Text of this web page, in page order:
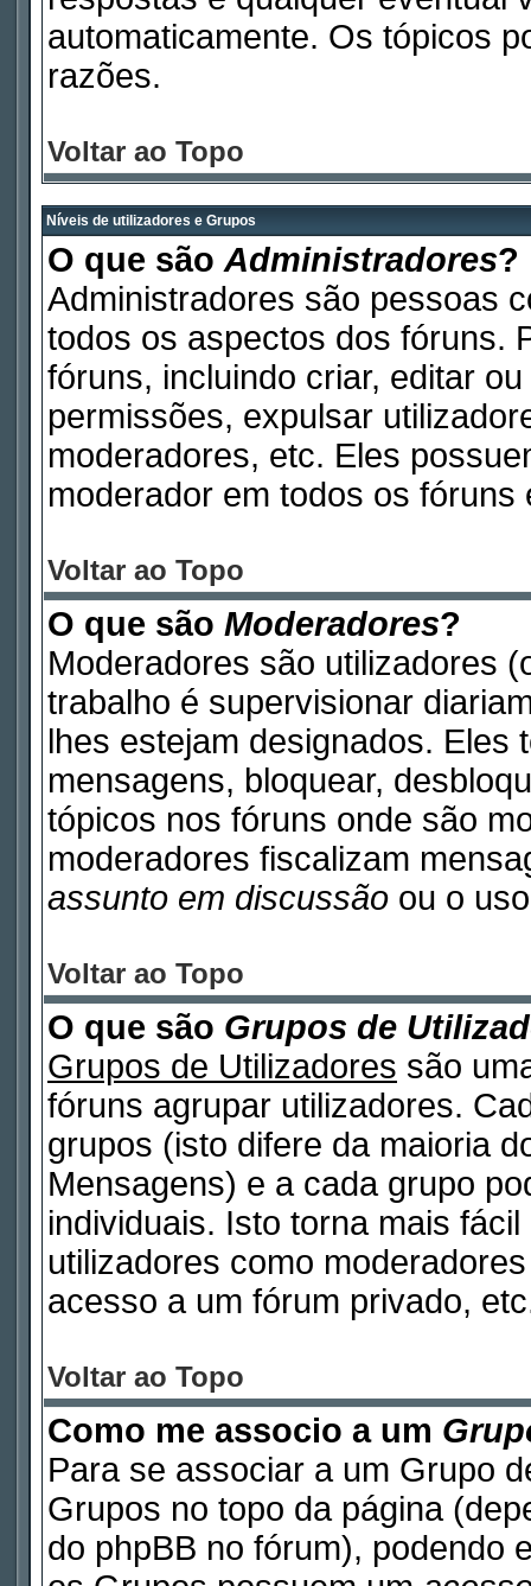
automaticamente. Os tópicos
razões.
Voltar ao Topo
Níveis de utilizadores e Grupos
O que são Administradores?
Administradores são pessoas
todos os aspectos dos fóruns.
fóruns, incluindo criar, editar
permissões, expulsar
moderadores, etc. Eles
moderador em todos os fóruns
Voltar ao Topo
O que são Moderadores?
Moderadores são utilizadores
trabalho é supervisionar
lhes estejam designados. Eles
mensagens, bloquear,
tópicos nos fóruns onde são
moderadores fiscalizam
assunto em discussão ou o
Voltar ao Topo
O que são Grupos de
Grupos de Utilizadores são
fóruns agrupar utilizadores.
grupos (isto difere da maioria
Mensagens) e a cada grupo
individuais. Isto torna mais
utilizadores como
acesso a um fórum privado,
Voltar ao Topo
Como me associo a um
Para se associar a um Grupo
Grupos no topo da página
do phpBB no fórum), podendo